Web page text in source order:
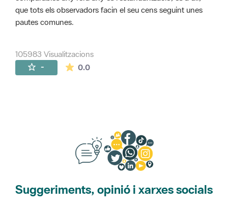
que tots els observadors facin el seu cens seguint unes
pautes comunes.
105983 Visualitzacions
- 0.0La mitjana de les valoracions és de 0
Suggeriments, opinió i xarxes socials